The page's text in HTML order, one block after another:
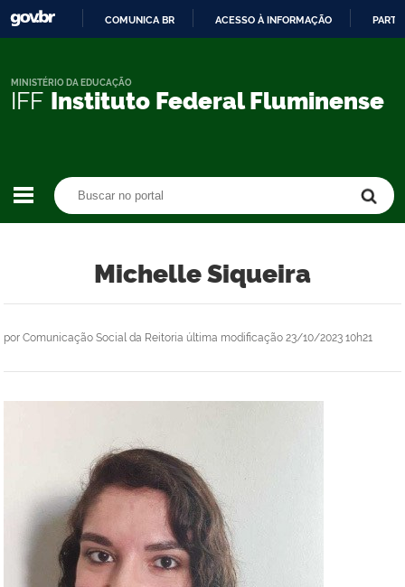
CONTEÚDO
COMUNICA BR ACESSO À INFORMAÇÃO
IFF Instituto Federal Fluminense
MINISTÉRIO DA EDUCAÇÃO
Michelle Siqueira
por Comunicação Social da Reitoria última modificação 23/10/2023 10h21